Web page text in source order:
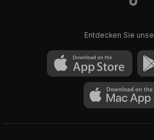
Entdecken Sie